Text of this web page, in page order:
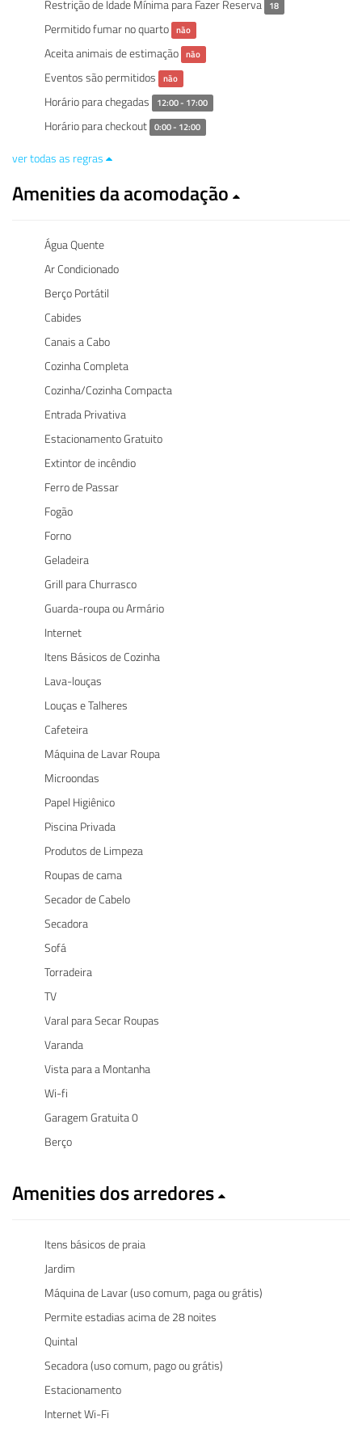
Restrição de Idade Mínima para Fazer Reserva 18
Permitido fumar no quarto não
Aceita animais de estimação não
Eventos são permitidos não
Horário para chegadas 12:00 - 17:00
Horário para checkout 0:00 - 12:00
ver todas as regras
Amenities da acomodação
Água Quente
Ar Condicionado
Berço Portátil
Cabides
Canais a Cabo
Cozinha Completa
Cozinha/Cozinha Compacta
Entrada Privativa
Estacionamento Gratuito
Extintor de incêndio
Ferro de Passar
Fogão
Forno
Geladeira
Grill para Churrasco
Guarda-roupa ou Armário
Internet
Itens Básicos de Cozinha
Lava-louças
Louças e Talheres
Cafeteira
Máquina de Lavar Roupa
Microondas
Papel Higiênico
Piscina Privada
Produtos de Limpeza
Roupas de cama
Secador de Cabelo
Secadora
Sofá
Torradeira
TV
Varal para Secar Roupas
Varanda
Vista para a Montanha
Wi-fi
Garagem Gratuita 0
Berço
Amenities dos arredores
Itens básicos de praia
Jardim
Máquina de Lavar (uso comum, paga ou grátis)
Permite estadias acima de 28 noites
Quintal
Secadora (uso comum, pago ou grátis)
Estacionamento
Internet Wi-Fi